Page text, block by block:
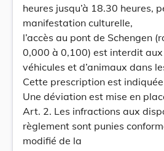
heures jusqu’à 18.30 heures,
manifestation culturelle,
l’accès au pont de Schengen
0,000 à 0,100) est interdit
véhicules et d’animaux dans
Cette prescription est
Une déviation est mise en
Art. 2. Les infractions aux
règlement sont punies
modifié de la